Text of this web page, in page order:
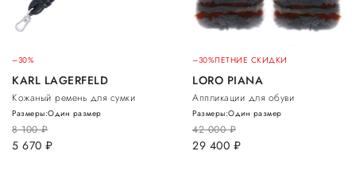
–30%
KARL LAGERFELD
Кожаный ремень для сумки
8 100руб.
5 670 руб.
Размеры:Один размер
–30%ЛЕТНИЕ СКИДКИ
LORO PIANA
Аппликации для обуви
42 000руб.
29 400 руб.
Размеры:Один размер